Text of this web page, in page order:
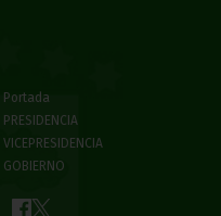
Portada
PRESIDENCIA
VICEPRESIDENCIA
GOBIERNO